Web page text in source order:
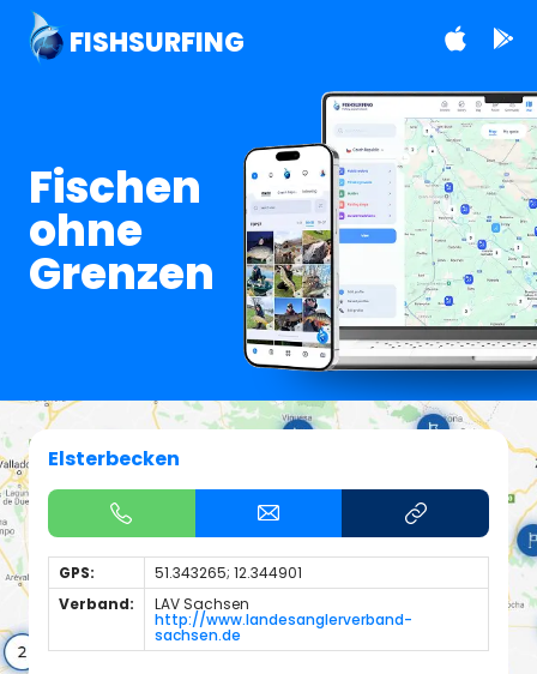
FISHSURFING
Fischen
ohne
Grenzen
Elsterbecken
GPS:
51.343265; 12.344901
Verband:
LAV Sachsen
http://www.landesanglerverband-
sachsen.de